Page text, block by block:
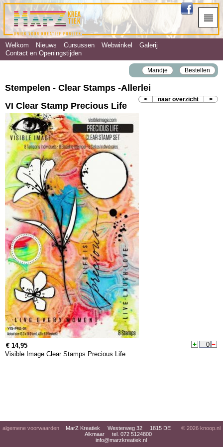
Welkom Nieuws Cursussen Webwinkel
Galerij
Contact en Openingstijden
Mandje Bestellen
Stempelen - Clear Stamps ‐Allerlei
< naar overzicht >
VI Clear Stamp Precious Life
€ 14,95
Visible Image Clear Stamps Precious Life
algemene voorwaarden
MarZ Kreatiek Westerweg 32 1815 DE
Alkmaar tel. 072 5124800
info@marzkreatiek.nl
© 2026 knoop.nl